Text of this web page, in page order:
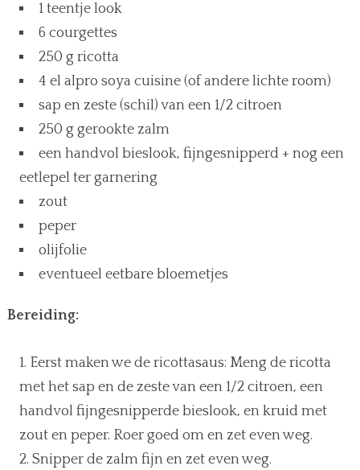
1 teentje look
6 courgettes
250 g ricotta
4 el alpro soya cuisine (of andere lichte room)
sap en zeste (schil) van een 1/2 citroen
250 g gerookte zalm
een handvol bieslook, fijngesnipperd + nog een
eetlepel ter garnering
zout
peper
olijfolie
eventueel eetbare bloemetjes
Bereiding:
Eerst maken we de ricottasaus: Meng de ricotta
met het sap en de zeste van een 1/2 citroen, een
handvol fijngesnipperde bieslook, en kruid met
zout en peper. Roer goed om en zet even weg.
Snipper de zalm fijn en zet even weg.